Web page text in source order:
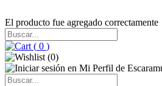
El producto fue agregado correctamente
( 0 )
(0)